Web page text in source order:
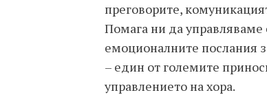
преговорите,
Помага ни да
емоционалните послания
– един от големите
управлението на хора.